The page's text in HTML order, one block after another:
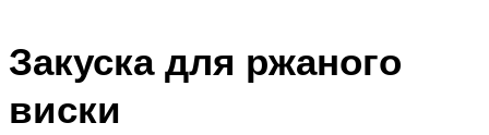
Закуска для ржаного
виски